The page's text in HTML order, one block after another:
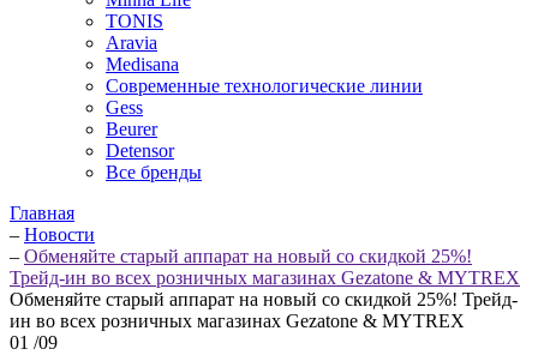
TONIS
Aravia
Medisana
Современные технологические линии
Gess
Beurer
Detensor
Все бренды
Главная
– Новости
– Обменяйте старый аппарат на новый со скидкой 25%!
Трейд-ин во всех розничных магазинах Gezatone & MYTREX
Обменяйте старый аппарат на новый со скидкой 25%! Трейд-
ин во всех розничных магазинах Gezatone & MYTREX
01 /09